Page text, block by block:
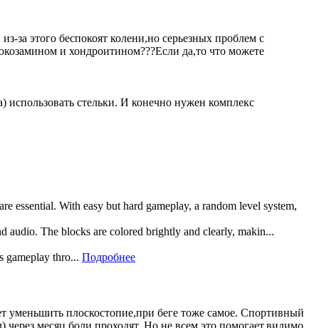
за этого беспокоят колени,но серьезных проблем с
и хондроитином???Если да,то что можете
использовать стельки. И конечно нужен комплекс
essential. With easy but hard gameplay, a random level system,
audio. The blocks are colored brightly and clearly, makin...
gameplay thro... Подробнее
уменьшить плоскостопие,при беге тоже самое. Спортивный
месяц боли проходят. Но не всем это помогает,видимо